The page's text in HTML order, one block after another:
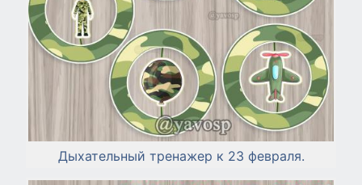
Дыхательный тренажер к 23 февраля.